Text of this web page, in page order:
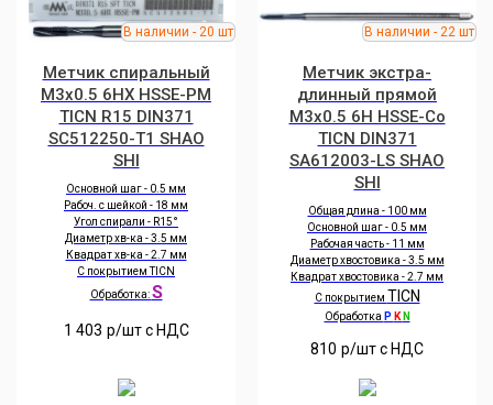
Метчик спиральный
M3x0.5 6HX HSSE-PM
TICN R15 DIN371
SC512250-T1 SHAO
SHI
Основной шаг - 0.5 мм
Рабоч. с шейкой - 18 мм
Угол спирали - R15°
Диаметр хв-ка - 3.5 мм
Квадрат хв-ка - 2.7 мм
С покрытием TICN
Обработка:S
1 403 р/шт c НДС
Метчик экстра-
длинный прямой
M3x0.5 6H HSSE-Co
TICN DIN371
SA612003-LS SHAO
SHI
Общая длина - 100 мм
Основной шаг - 0.5 мм
Рабочая часть - 11 мм
Диаметр хвостовика - 3.5 мм
Квадрат хвостовика - 2.7 мм
С покрытием TICN
Обработка P K N
810 р/шт c НДС